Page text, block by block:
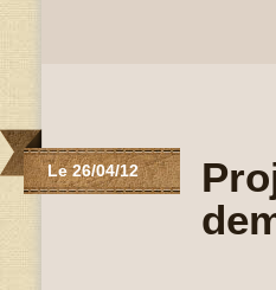
Le 26/04/12